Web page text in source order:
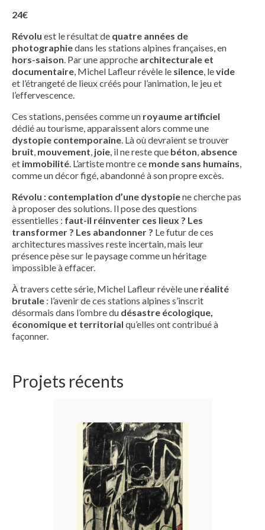
24€
Révolu est le résultat de quatre années de
photographiedans les stations alpines françaises, en
hors-saison. Par une approche architecturale et
documentaire, Michel Lafleur révèle le silence, levide
et l’étrangeté de lieux créés pour l’animation, le jeu et
l’effervescence.
Ces stations, pensées comme un royaume artificiel
dédié au tourisme, apparaissent alors comme une
dystopie contemporaine. Là où devraient se trouver
bruit, mouvement, joie, il ne reste que béton, absence
et immobilité. L’artiste montre ce monde sans humains,
comme un décor figé, abandonné à son propre excès.
Révolu : contemplation d’une dystopiene cherche pas
à proposer des solutions. Il pose des questions
essentielles : faut-il réinventer ces lieux ? Les
transformer ? Les abandonner ? Le futur de ces
architectures massives reste incertain, mais leur
présence pèse sur le paysage comme un héritage
impossible à effacer.
À travers cette série, Michel Lafleur révèle une réalité
brutale : l’avenir de ces stations alpines s’inscrit
désormais dans l’ombre du désastre écologique,
économique et territorial qu’elles ont contribué à
façonner.
Projets récents